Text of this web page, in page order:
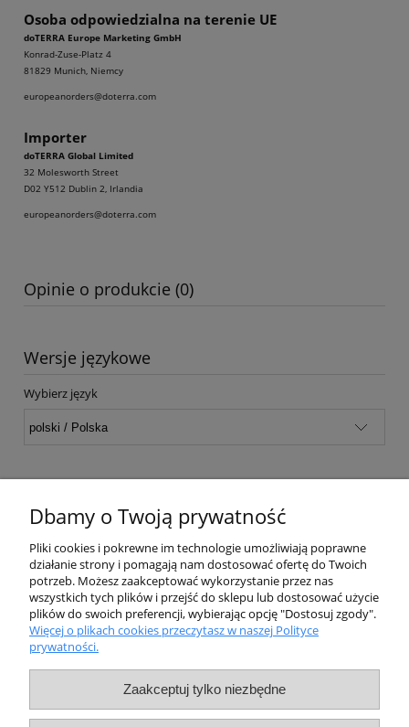
Osoba odpowiedzialna na terenie UE
doTERRA Europe Marketing GmbH
Konrad-Zuse-Platz 4
81829 Munich, Niemcy
europeanorders@doterra.com
Importer
doTERRA Global Limited
32 Molesworth Street
D02 Y512 Dublin 2, Irlandia
europeanorders@doterra.com
Opinie o produkcie (0)
Wersje językowe
Wybierz język
OnlyOils.eu| mail:shop@onlyoils.eu
Pomoc
Płatności i dostawa
Dbamy o Twoją prywatność
Pliki cookies i pokrewne im technologie umożliwiają poprawne
działanie strony i pomagają nam dostosować ofertę do Twoich
potrzeb. Możesz zaakceptować wykorzystanie przez nas
wszystkich tych plików i przejść do sklepu lub dostosować użycie
plików do swoich preferencji, wybierając opcję "Dostosuj zgody".
Więcej o plikach cookies przeczytasz w naszej Polityce
prywatności.
Zaakceptuj tylko niezbędne